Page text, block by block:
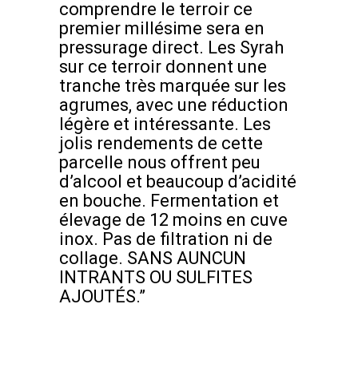
comprendre le terroir ce
premier millésime sera en
pressurage direct. Les Syrah
sur ce terroir donnent une
tranche très marquée sur les
agrumes, avec une réduction
légère et intéressante. Les
jolis rendements de cette
parcelle nous offrent peu
d’alcool et beaucoup d’acidité
en bouche. Fermentation et
élevage de 12 moins en cuve
inox. Pas de filtration ni de
collage. SANS AUNCUN
INTRANTS OU SULFITES
AJOUTÉS.”